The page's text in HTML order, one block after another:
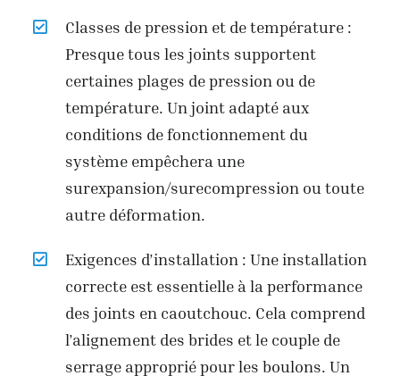
Classes de pression et de température :
Presque tous les joints supportent
certaines plages de pression ou de
température. Un joint adapté aux
conditions de fonctionnement du
système empêchera une
surexpansion/surecompression ou toute
autre déformation.
Exigences d’installation : Une installation
correcte est essentielle à la performance
des joints en caoutchouc. Cela comprend
l’alignement des brides et le couple de
serrage approprié pour les boulons. Un